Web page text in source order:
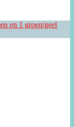
en 1 groen/geel